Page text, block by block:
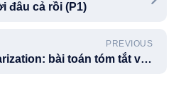
đâu cả rồi (P1)
PREVIOUS
NLP: Text Summarization: bài toán tóm tắt văn bản